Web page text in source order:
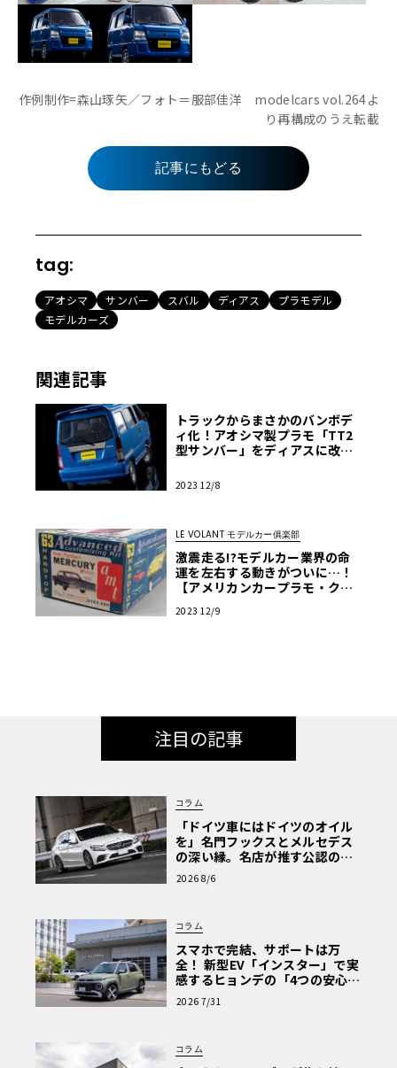
作例制作=森山琢矢／フォト＝服部佳洋 modelcars vol.264よ
り再構成のうえ転載
記事にもどる
tag:
アオシマ サンバー スバル ディアス
プラモデル
モデルカーズ
関連記事
トラックからまさかのバンボデ
ィ化！アオシマ製プラモ「TT2
型サンバー」をディアスに改
2023 12/8
LE VOLANT モデルカー俱楽部
激震走る!?モデルカー業界の命
運を左右する動きがついに…！
【アメリカンカープラモ・クロ
2023 12/9
注目の記事
コラム
「ドイツ車にはドイツのオイル
を」名門フックスとメルセデス
の深い縁。名店が推す公認の安
心と、Cクラスで味わうシルキー
な走り〈PR〉
2026 8/6
コラム
スマホで完結、サポートは万
全！ 新型EV「インスター」で実
感するヒョンデの「4つの安心」
【第1回・ヒョンデ6つの疑問：
Why? Hyundai?】〈PR〉
2026 7/31
コラム